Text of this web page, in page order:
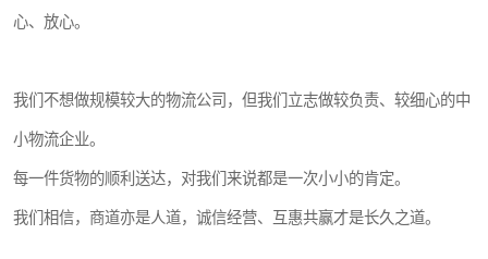
心、放心。
我们不想做规模较大的物流公司，但我们立志做较负责、较细心的中
小物流企业。
每一件货物的顺利送达，对我们来说都是一次小小的肯定。
我们相信，商道亦是人道，诚信经营、互惠共赢才是长久之道。